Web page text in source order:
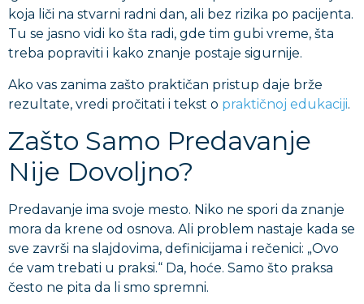
koja liči na stvarni radni dan, ali bez rizika po pacijenta.
Tu se jasno vidi ko šta radi, gde tim gubi vreme, šta
treba popraviti i kako znanje postaje sigurnije.
Ako vas zanima zašto praktičan pristup daje brže
rezultate, vredi pročitati i tekst o praktičnoj edukaciji.
Zašto Samo Predavanje
Nije Dovoljno?
Predavanje ima svoje mesto. Niko ne spori da znanje
mora da krene od osnova. Ali problem nastaje kada se
sve završi na slajdovima, definicijama i rečenici: „Ovo
će vam trebati u praksi.“ Da, hoće. Samo što praksa
često ne pita da li smo spremni.